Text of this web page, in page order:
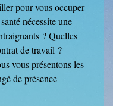
pour vous occuper
nécessite une
? Quelles
de travail ?
vous présentons les
de présence